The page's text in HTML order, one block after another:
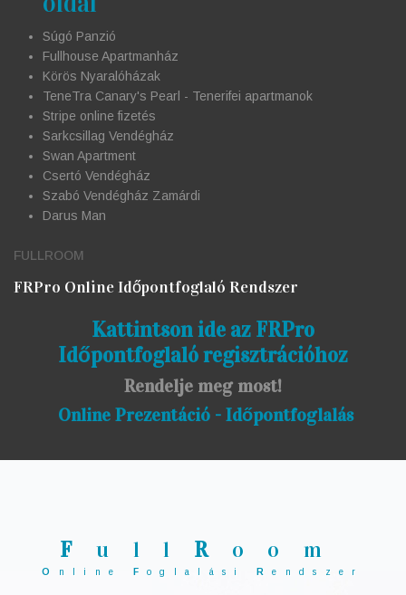
Súgó Panzió
Fullhouse Apartmanház
Körös Nyaralóházak
TeneTra Canary's Pearl - Tenerifei apartmanok
Stripe online fizetés
Sarkcsillag Vendégház
Swan Apartment
Csertó Vendégház
Szabó Vendégház Zamárdi
Darus Man
FULLROOM
FRPro Online Időpontfoglaló Rendszer
Kattintson ide az FRPro
Időpontfoglaló regisztrációhoz
Rendelje meg most!
Online Prezentáció - Időpontfoglalás
F ull R oom
O nline F oglalási Rendszer